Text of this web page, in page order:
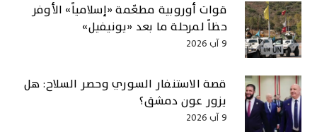
قوات أوروبية مطعّمة «إسلامياً» الأوفر
حظاً لمرحلة ما بعد «يونيفيل»
9 آب 2026
قصة الاستنفار السوري وحصر السلاح: هل
يزور عون دمشق؟
9 آب 2026